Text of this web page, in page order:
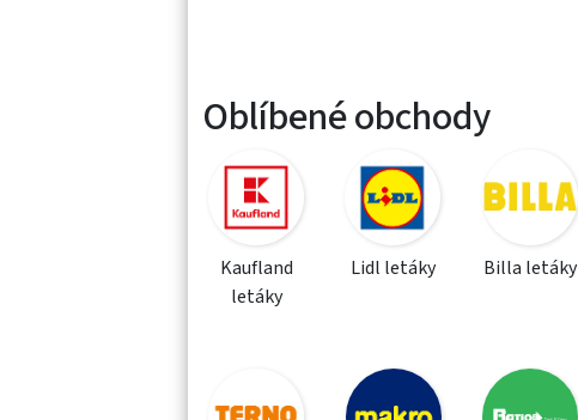
Oblíbené obchody
Kaufland
letáky
Lidl letáky Billa letáky